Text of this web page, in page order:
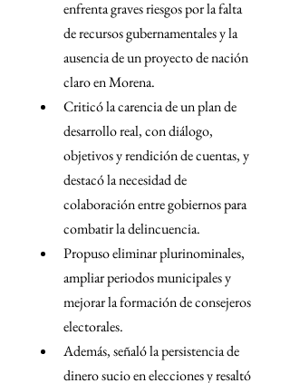
enfrenta graves riesgos por la falta
de recursos gubernamentales y la
ausencia de un proyecto de nación
claro en Morena.
﻿﻿Criticó la carencia de un plan de
desarrollo real, con diálogo,
objetivos y rendición de cuentas, y
destacó la necesidad de
colaboración entre gobiernos para
combatir la delincuencia.
﻿﻿Propuso eliminar plurinominales,
ampliar periodos municipales y
mejorar la formación de consejeros
electorales.
﻿﻿Además, señaló la persistencia de
dinero sucio en elecciones y resaltó